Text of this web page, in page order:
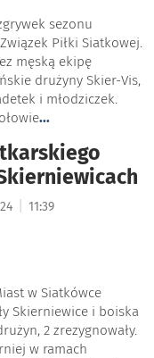
sezonu
Piłki Siatkowej.
męską ekipę
drużyny Skier-Vis,
i młodziczek.
...
11:39
w Siatkówce
Skierniewice i boiska
2 zrezygnowały.
w ramach